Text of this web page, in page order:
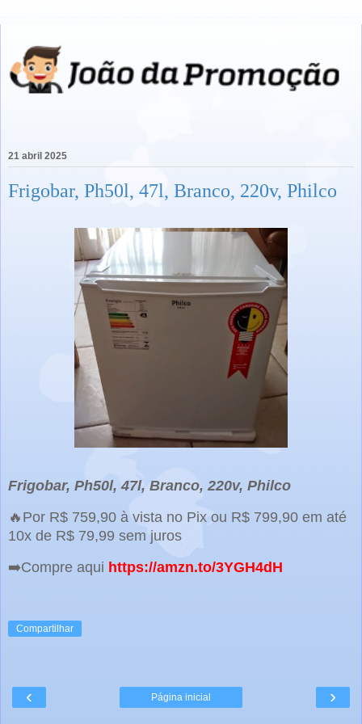
21 abril 2025
Frigobar, Ph50l, 47l, Branco, 220v, Philco
Frigobar, Ph50l, 47l, Branco, 220v, Philco
🔥Por R$ 759,90 à vista no Pix ou R$ 799,90 em até
10x de R$ 79,99 sem juros
➡️Compre aqui https://amzn.to/3YGH4dH
Compartilhar
‹ ›
Página inicial